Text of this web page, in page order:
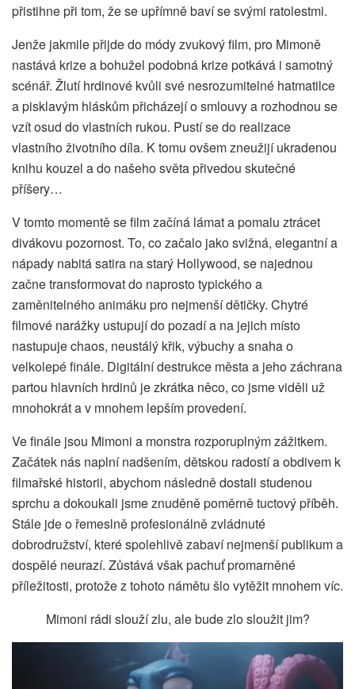
přistihne při tom, že se upřímně baví se svými ratolestmi.
Jenže jakmile přijde do módy zvukový film, pro Mimoně
nastává krize a bohužel podobná krize potkává i samotný
scénář. Žlutí hrdinové kvůli své nesrozumitelné hatmatilce
a pisklavým hláskům přicházejí o smlouvy a rozhodnou se
vzít osud do vlastních rukou. Pustí se do realizace
vlastního životního díla. K tomu ovšem zneužijí ukradenou
knihu kouzel a do našeho světa přivedou skutečné
příšery…
V tomto momentě se film začíná lámat a pomalu ztrácet
divákovu pozornost. To, co začalo jako svižná, elegantní a
nápady nabitá satira na starý Hollywood, se najednou
začne transformovat do naprosto typického a
zaměnitelného animáku pro nejmenší dětičky. Chytré
filmové narážky ustupují do pozadí a na jejich místo
nastupuje chaos, neustálý křik, výbuchy a snaha o
velkolepé finále. Digitální destrukce města a jeho záchrana
partou hlavních hrdinů je zkrátka něco, co jsme viděli už
mnohokrát a v mnohem lepším provedení.
Ve finále jsou Mimoni a monstra rozporuplným zážitkem.
Začátek nás naplní nadšením, dětskou radostí a obdivem k
filmařské historii, abychom následně dostali studenou
sprchu a dokoukali jsme znuděně poměrně tuctový příběh.
Stále jde o řemeslně profesionálně zvládnuté
dobrodružství, které spolehlivě zabaví nejmenší publikum a
dospělé neurazí. Zůstává však pachuť promarněné
příležitosti, protože z tohoto námětu šlo vytěžit mnohem víc.
Mimoni rádi slouží zlu, ale bude zlo sloužit jim?